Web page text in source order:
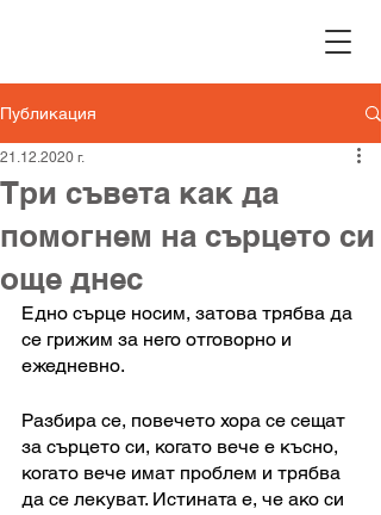
Публикация
Три съвета как да
помогнем на сърцето си
още днес
21.12.2020 г.
Едно сърце носим, затова трябва да
се грижим за него отговорно и
ежедневно.
Разбира се, повечето хора се сещат
за сърцето си, когато вече е късно,
когато вече имат проблем и трябва
да се лекуват. Истината е, че ако си